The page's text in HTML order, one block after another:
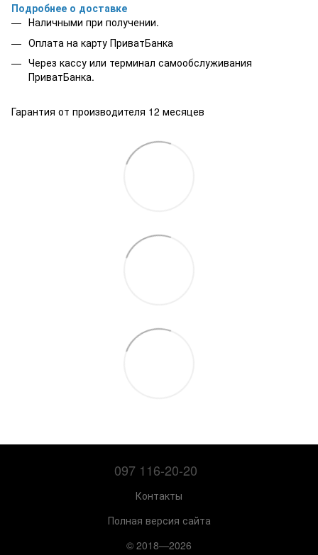
Подробнее о доставке
Наличными при получении.
Оплата на карту ПриватБанка
Через кассу или терминал самообслуживания
ПриватБанка.
Гарантия от производителя 12 месяцев
097 116-20-20
Контакты
Полная версия сайта
© 2018—2026